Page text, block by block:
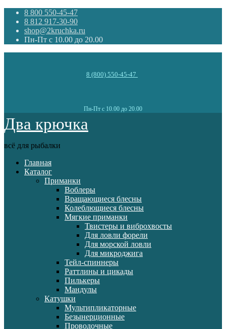
8 800 550-45-47
8 812 917-30-90
shop@2kruchka.ru
Пн-Пт с 10.00 до 20.00
8 (800) 550-45-47
Пн-Пт с 10.00 до 20.00
Два крючка
всё для рыбалки
Главная
Каталог
Приманки
Воблеры
Вращающиеся блесны
Колеблющиеся блесны
Мягкие приманки
Твистеры и виброхвосты
Для ловли форели
Для морской ловли
Для микроджига
Тейл-спиннеры
Раттлины и цикады
Пилькеры
Мандулы
Катушки
Мультипликаторные
Безынерционные
Проводочные